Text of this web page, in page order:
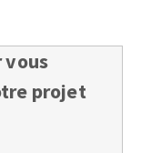
vous
projet